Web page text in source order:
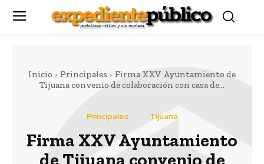
Inicio Principales
Firma XXV Ayuntamiento de
Tijuana convenio de colaboración con casa de...
Principales Tijuana
Firma XXV Ayuntamiento